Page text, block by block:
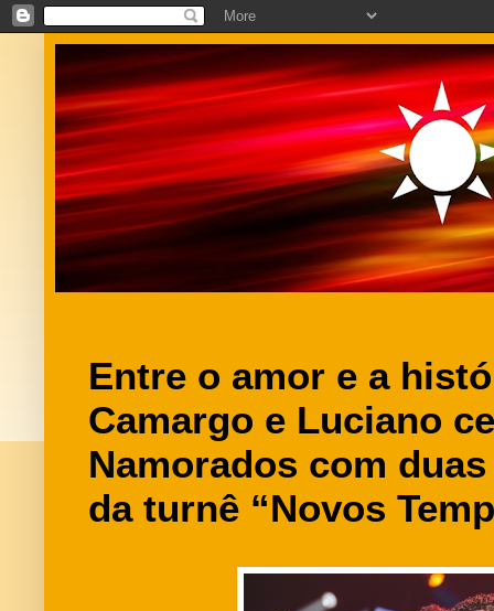
Entre o amor e a
Camargo e Luciano
Namorados com
da turnê “Novos